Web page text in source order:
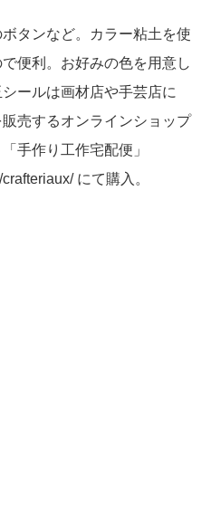
タンなど。カラー粘土を使
便利。お好みの色を用意し
ールは画材店や手芸店に
売するオンラインショップ
手作り工作宅配便」
にて購入。